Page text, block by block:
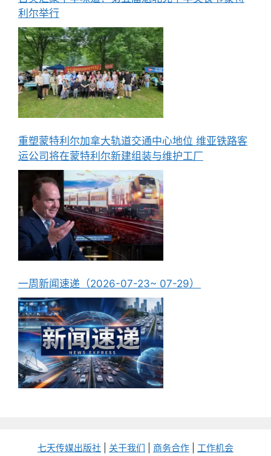
利尔举行
重塑蒙特利尔加拿大轨道交通中心地位 维亚铁路客
运公司将在蒙特利尔新建组装与维护工厂
一周新闻速递（2026-07-23~ 07-29）
七天传媒出版社 关于我们 商务合作 工作机会